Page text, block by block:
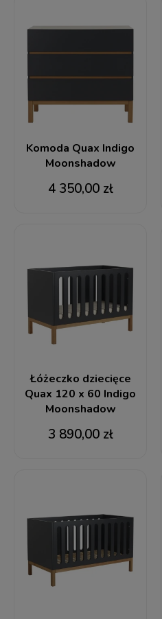
Komoda Quax Indigo
Moonshadow
4 350,00 zł
Łóżeczko dziecięce
Quax 120 x 60 Indigo
Moonshadow
3 890,00 zł